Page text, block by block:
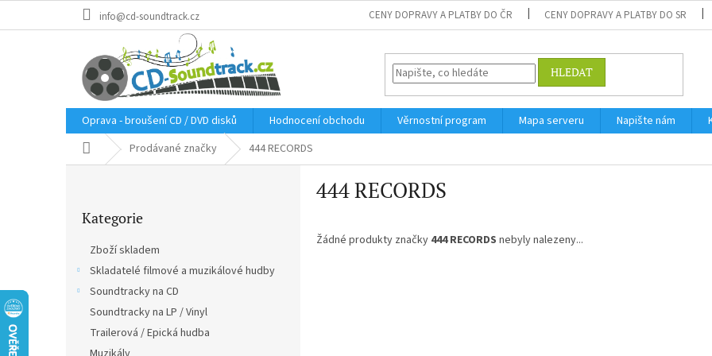
info@cd-soundtrack.cz CENY DOPRAVY A PLATBY DO ČR CENY DOPRAVY A PLATBY DO SR
HLEDAT
Oprava - broušení CD / DVD disků Hodnocení obchodu Věrnostní program Mapa serveru Napište nám
Domů Prodávané značky 444 RECORDS
kategorie
Kategorie
Zboží skladem
Skladatelé filmové a muzikálové hudby
Soundtracky na CD
Soundtracky na LP / Vinyl
Trailerová / Epická hudba
444 RECORDS
Žádné produkty značky 444 RECORDS nebyly nalezeny...